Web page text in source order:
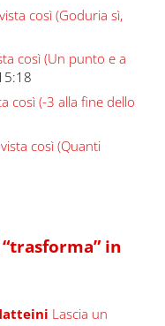
così (Goduria sì,
così (Un punto e a
così (-3 alla fine dello
così (Quanti
in
Lascia un